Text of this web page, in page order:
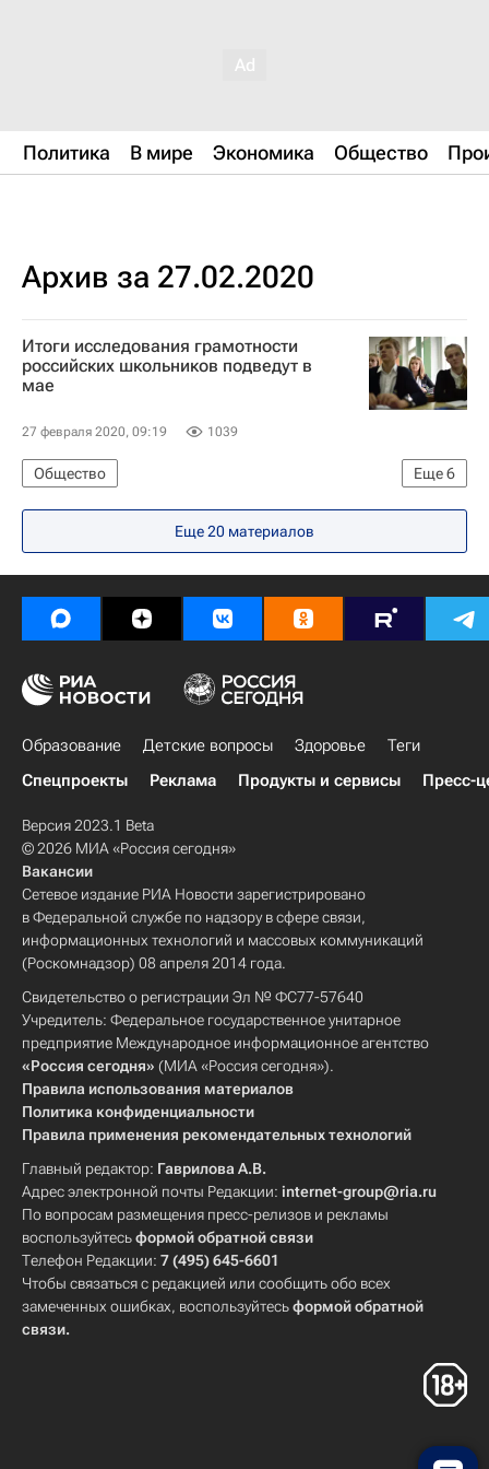
Политика В мире Экономика Общество
Архив за 27.02.2020
Итоги исследования грамотности
российских школьников подведут в
мае
27 февраля 2020, 09:19 1039
Еще6
Общество
Федеральная служба по надзору в сфере образования и науки (Рособрнадзор)
Анзор Музаев
Социальный навигатор
СН_Образование
Россия
Еще 20 материалов
Образование Детские вопросы Здоровье
Теги
Спецпроекты
Реклама Продукты и сервисы Пресс-
Версия 2023.1 Beta
© 2026 МИА «Россия сегодня»
Вакансии
Сетевое издание РИА Новости зарегистрировано
в Федеральной службе по надзору в сфере связи,
информационных технологий и массовых коммуникаций
(Роскомнадзор) 08 апреля 2014 года.
Свидетельство о регистрации Эл № ФС77-57640
Учредитель: Федеральное государственное унитарное
предприятие Международное информационное агентство
«Россия сегодня» (МИА «Россия сегодня»).
Правила использования материалов
Политика конфиденциальности
Правила применения рекомендательных технологий
Главный редактор: Гаврилова А.В.
Адрес электронной почты Редакции: internet-group@ria.ru
По вопросам размещения пресс-релизов и рекламы
воспользуйтесьформой обратной связи
Телефон Редакции: 7 (495) 645-6601
Чтобы связаться с редакцией или сообщить обо всех
замеченных ошибках, воспользуйтесьформой обратной
связи.